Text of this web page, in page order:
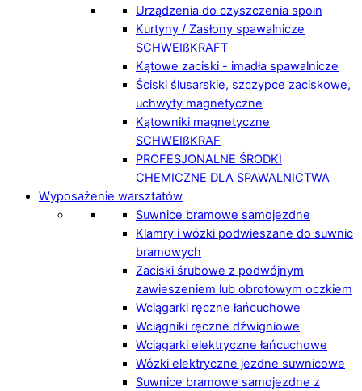
Urządzenia do czyszczenia spoin
Kurtyny / Zasłony spawalnicze
SCHWEIßKRAFT
Kątowe zaciski - imadła spawalnicze
Ściski ślusarskie, szczypce zaciskowe,
uchwyty magnetyczne
Kątowniki magnetyczne
SCHWEIßKRAF
PROFESJONALNE ŚRODKI
CHEMICZNE DLA SPAWALNICTWA
Wyposażenie warsztatów
Suwnice bramowe samojezdne
Klamry i wózki podwieszane do suwnic
bramowych
Zaciski śrubowe z podwójnym
zawieszeniem lub obrotowym oczkiem
Wciągarki ręczne łańcuchowe
Wciągniki ręczne dźwigniowe
Wciągarki elektryczne łańcuchowe
Wózki elektryczne jezdne suwnicowe
Suwnice bramowe samojezdne z